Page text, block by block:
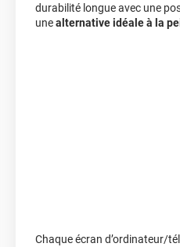
durabilité longue avec une
unealternative idéale à la
Chaque écran d’ordinateur/